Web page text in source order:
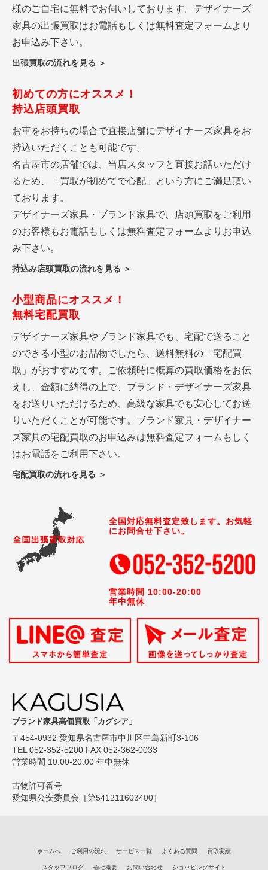
様のご自宅に無料でお伺いしております。デザイナーズ
家具の出張買取はお電話もしくは無料査定フォームより
お申込み下さい。
出張買取の流れを見る ＞
初めての方にオススメ！
持込店頭買取
お車をお持ちの場合で直接店舗にデザイナーズ家具をお
持込いただくことも可能です。
名古屋市の店舗では、当店スタッフと直接お話いただけ
るため、「買取が初めてで心配」という方にご満足頂い
ております。
デザイナーズ家具・ブランド家具で、店頭買取をご利用
のお客様もお電話もしくは無料査定フォームよりお申込
み下さい。
持込み店頭買取の流れを見る ＞
小型商品にオススメ！
無料宅配買取
デザイナーズ家具やブランド家具でも、宅配で送ること
のできる小型のお品物でしたら、送料無料の「宅配買
取」がおすすめです。ご依頼時に概算の買取価格をお伝
えし、金額に納得の上で、ブランド・デザイナーズ家具
をお送りいただけるため、高級な家具でも安心してお送
りいただくことが可能です。ブランド家具・デザイナー
ズ家具の宅配買取のお申込みは無料査定フォームもしく
はお電話をご利用下さい。
宅配買取の流れを見る ＞
全国対応無料査定致します。お気軽
にお問合せ下さい。
営業時間 10:00-20:00
年中無休
ブランド家具高価買取「カグシア」
〒454-0932 愛知県名古屋市中川区中島新町3-106
TEL 052-352-5200 FAX 052-362-0033
営業時間 10:00-20:00 年中無休
古物許可番号
愛知県公安委員会［第541211603400］
ホームへ ご利用の流れ サービス一覧 よくある質問 買取実績
スタッフブログ 会社概要 お問い合わせ ショッピングサイト